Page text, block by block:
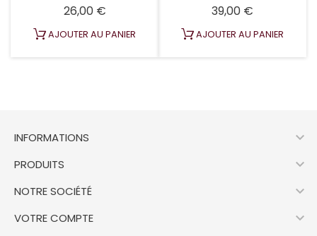
26,00 €Prix
AJOUTER AU PANIER
39,00 €
AJOUTER AU PANIER
INFORMATIONS 
PRODUITS 
NOTRE SOCIÉTÉ 
VOTRE COMPTE 